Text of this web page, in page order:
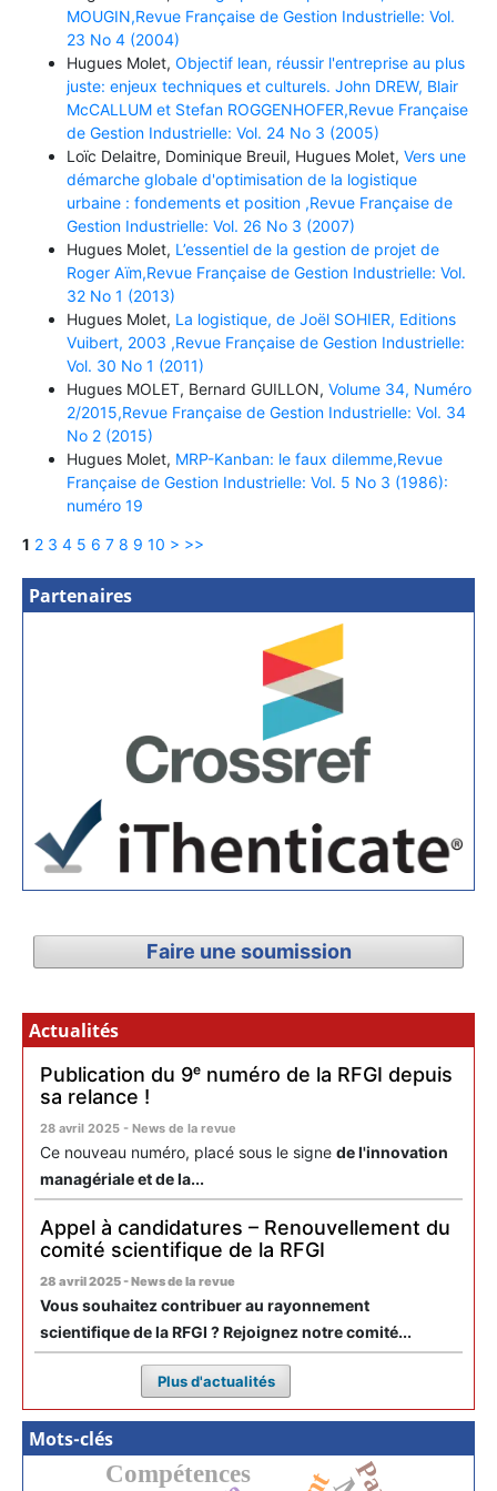
MOUGIN,Revue Française de Gestion Industrielle: Vol.
23 No 4 (2004)
Hugues Molet, Objectif lean, réussir l'entreprise au plus
juste: enjeux techniques et culturels. John DREW, Blair
McCALLUM et Stefan ROGGENHOFER,Revue Française
de Gestion Industrielle: Vol. 24 No 3 (2005)
Loïc Delaitre, Dominique Breuil, Hugues Molet, Vers une
démarche globale d'optimisation de la logistique
urbaine : fondements et position ,Revue Française de
Gestion Industrielle: Vol. 26 No 3 (2007)
Hugues Molet, L’essentiel de la gestion de projet de
Roger Aïm,Revue Française de Gestion Industrielle: Vol.
32 No 1 (2013)
Hugues Molet, La logistique, de Joël SOHIER, Editions
Vuibert, 2003 ,Revue Française de Gestion Industrielle:
Vol. 30 No 1 (2011)
Hugues MOLET, Bernard GUILLON, Volume 34, Numéro
2/2015,Revue Française de Gestion Industrielle: Vol. 34
No 2 (2015)
Hugues Molet, MRP-Kanban: le faux dilemme,Revue
Française de Gestion Industrielle: Vol. 5 No 3 (1986):
numéro 19
1 2 3 4 5 6 7 8 9 10 > >>
Partenaires
Faire une soumission
Actualités
Publication du 9ᵉ numéro de la RFGI depuis
sa relance !
28 avril 2025 - News de la revue
Ce nouveau numéro, placé sous le signe de l'innovation
managériale et de la...
Appel à candidatures – Renouvellement du
comité scientifique de la RFGI
28 avril 2025 - News de la revue
Vous souhaitez contribuer au rayonnement
scientifique de la RFGI ? Rejoignez notre comité...
Plus d'actualités
Mots-clés
Compétences